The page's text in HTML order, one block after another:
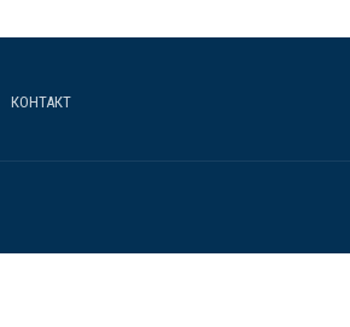
КОНТАКТ